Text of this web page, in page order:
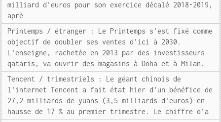
milliard d'euros pour son exercice décalé 2018-2019,
aprè
Printemps / étranger : Le Printemps s'est fixé comme
objectif de doubler ses ventes d'ici à 2030.
L'enseigne, rachetée en 2013 par des investisseurs
qataris, va ouvrir des magasins à Doha et à Milan.
Tencent / trimestriels : Le géant chinois de
l'internet Tencent a fait état hier d'un bénéfice de
27,2 milliards de yuans (3,5 milliards d'euros) en
hausse de 17 % au premier trimestre. Le chiffre d'a